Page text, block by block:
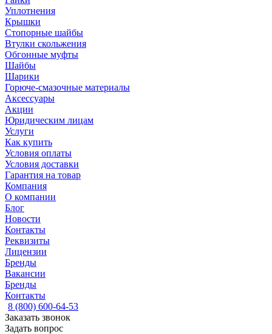
Уплотнения
Крышки
Стопорные шайбы
Втулки скольжения
Обгонные муфты
Шайбы
Шарики
Горюче-смазочные материалы
Аксессуары
Акции
Юридическим лицам
Услуги
Как купить
Условия оплаты
Условия доставки
Гарантия на товар
Компания
О компании
Блог
Новости
Контакты
Реквизиты
Лицензии
Бренды
Вакансии
Бренды
Контакты
8 (800) 600-64-53
Заказать звонок
Задать вопрос